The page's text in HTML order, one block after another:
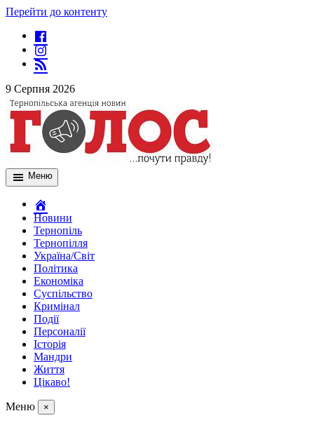
Перейти до контенту
9 Серпня 2026
Меню
Новини
Тернопіль
Тернопілля
Україна/Світ
Політика
Економіка
Суспільство
Кримінал
Події
Персоналії
Історія
Мандри
Життя
Цікаво!
Меню ×